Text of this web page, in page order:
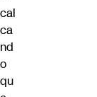
cal
ca
nd
o
qu